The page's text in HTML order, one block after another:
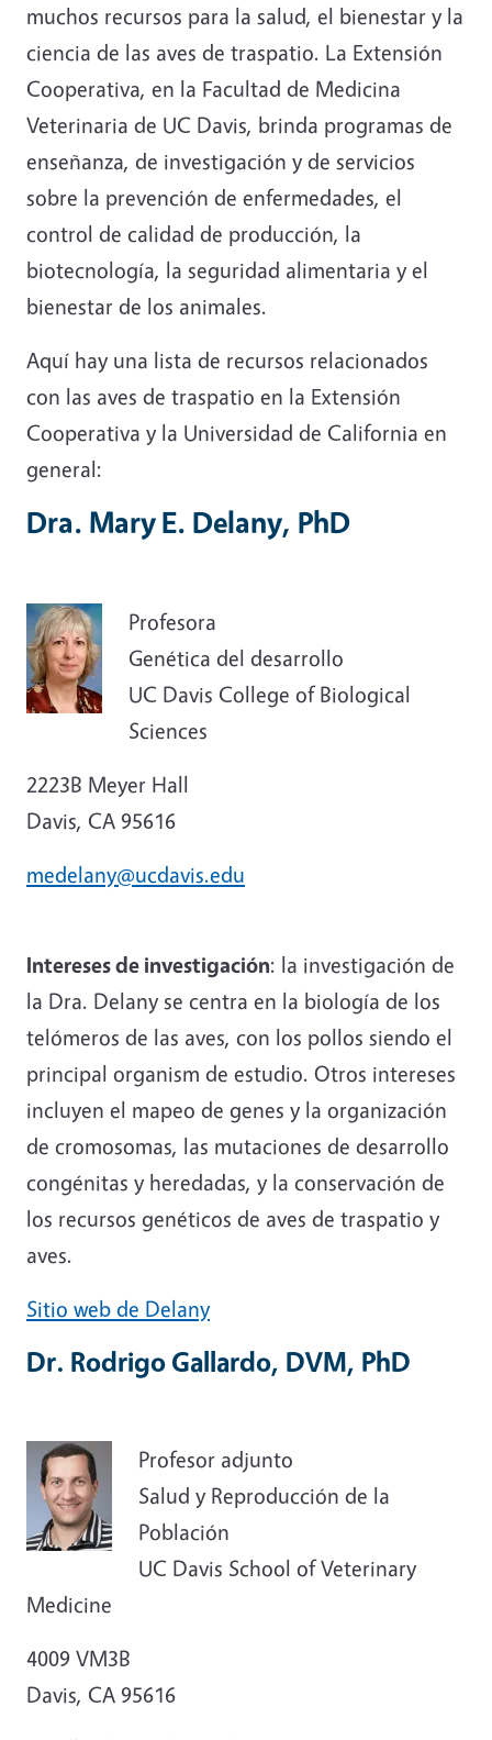
muchos recursos para la salud, el bienestar y la
ciencia de las aves de traspatio. La Extensión
Cooperativa, en la Facultad de Medicina
Veterinaria de UC Davis, brinda programas de
enseñanza, de investigación y de servicios
sobre la prevención de enfermedades, el
control de calidad de producción, la
biotecnología, la seguridad alimentaria y el
bienestar de los animales.
Aquí hay una lista de recursos relacionados
con las aves de traspatio en la Extensión
Cooperativa y la Universidad de California en
general:
Dra. Mary E. Delany, PhD
Profesora
Genética del desarrollo
UC Davis College of Biological
Sciences
2223B Meyer Hall
Davis, CA 95616
medelany@ucdavis.edu
Intereses de investigación: la investigación de
la Dra. Delany se centra en la biología de los
telómeros de las aves, con los pollos siendo el
principal organism de estudio. Otros intereses
incluyen el mapeo de genes y la organización
de cromosomas, las mutaciones de desarrollo
congénitas y heredadas, y la conservación de
los recursos genéticos de aves de traspatio y
aves.
Sitio web de Delany
Dr. Rodrigo Gallardo, DVM, PhD
Profesor adjunto
Salud y Reproducción de la
Población
UC Davis School of Veterinary
Medicine
4009 VM3B
Davis, CA 95616